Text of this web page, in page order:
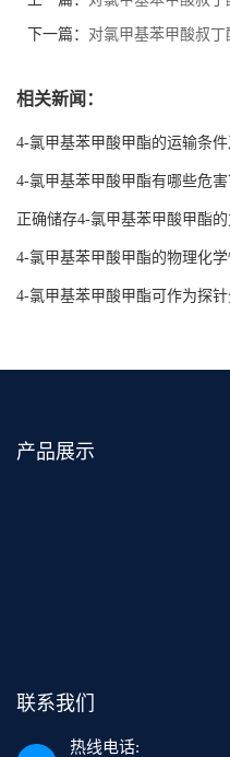
地影响？
下一篇： 对氯甲基苯甲酸叔
相关新闻：
4-氯甲基苯甲酸甲酯的运输条
4-氯甲基苯甲酸甲酯有哪些危害
正确储存4-氯甲基苯甲酸甲酯
4-氯甲基苯甲酸甲酯的物理化
4-氯甲基苯甲酸甲酯可作为探
产品展示
联系我们
热线电话: